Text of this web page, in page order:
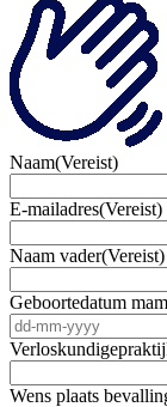
Naam(Vereist)
E-mailadres(Vereist)
Naam vader(Vereist)
Geboortedatum
Wens plaats